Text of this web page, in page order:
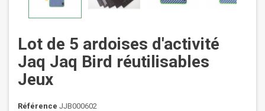
Lot de 5 ardoises d'activité
Jaq Jaq Bird réutilisables
Jeux
Référence JJB000602